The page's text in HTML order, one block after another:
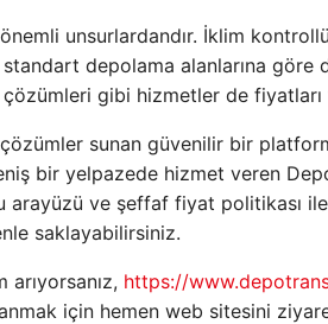
unsurlardandır. İklim
depolama alanlarına göre
gibi hizmetler de fiyatları
sunan güvenilir bir
bir yelpazede hizmet veren
arayüzü ve şeffaf fiyat politikası ile
saklayabilirsiniz.
https://
için hemen web sitesini